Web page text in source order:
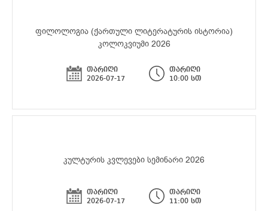
ფილოლოგია (ქართული ლიტერატურის ისტორია)
კოლოკვიუმი 2026
თარიღი
2026-07-17
თარიღი
10:00 სთ
კულტურის კვლევები სემინარი 2026
თარიღი
2026-07-17
თარიღი
11:00 სთ